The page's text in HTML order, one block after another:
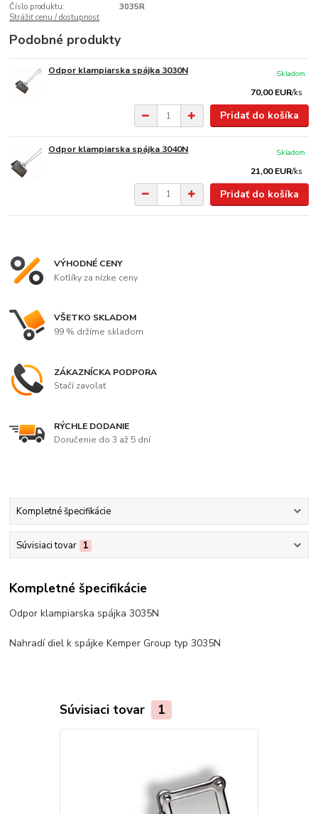
Číslo produktu:
3035R
Strážiť cenu / dostupnosť
Podobné produkty
Odpor klampiarska spájka 3030N
70,00 EUR/ks
Skladom
Pridať do košíka
Odpor klampiarska spájka 3040N
21,00 EUR/ks
Skladom
Pridať do košíka
VÝHODNÉ CENY
Kotlíky za nízke ceny
VŠETKO SKLADOM
99 % držíme skladom
ZÁKAZNÍCKA PODPORA
Stačí zavolať
RÝCHLE DODANIE
Doručenie do 3 až 5 dní
Kompletné špecifikácie
Súvisiaci tovar 1
Kompletné špecifikácie
Odpor klampiarska spájka 3035N
Nahradí diel k spájke Kemper Group typ 3035N
Súvisiaci tovar 1